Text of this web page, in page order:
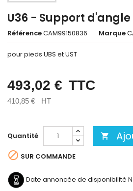
U36 - Support d'angle
RéférenceCAM99150836 Marque
pour pieds UBS et UST
493,02 € TTC
410,85 € HT
Quantité 
 SUR COMMANDE
Date annoncée de disponibilité